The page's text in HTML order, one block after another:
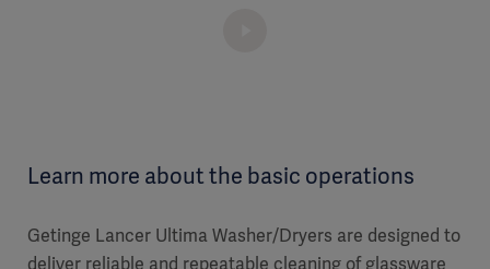
Learn more about the basic operations
Getinge Lancer Ultima Washer/Dryers are designed to
deliver reliable and repeatable cleaning of glassware